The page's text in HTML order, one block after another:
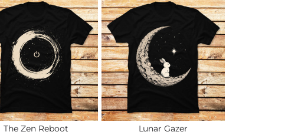
The Zen Reboot Lunar Gazer